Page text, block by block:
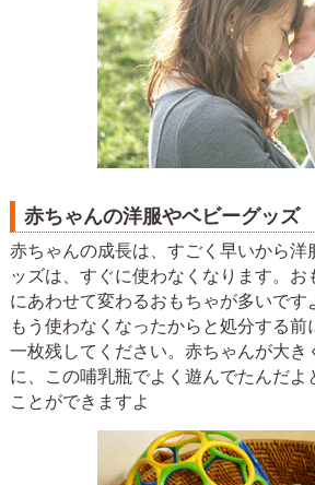
赤ちゃんの洋服やベビーグッズ
赤ちゃんの成長は、すごく早いから洋
ッズは、すぐに使わなくなります。お
にあわせて変わるおもちゃが多いです
もう使わなくなったからと処分する前
一枚残してください。赤ちゃんが大き
に、この哺乳瓶でよく遊んでたんだよ
ことができますよ